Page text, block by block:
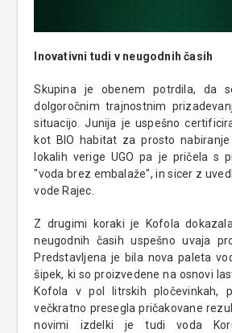
Inovativni tudi v neugodnih časih
Skupina je obenem potrdila, da
dolgoročnim trajnostnim
situacijo. Junija je uspešno
kot BIO habitat za prosto
lokalih verige UGO pa je pričela s
"voda brez embalaže", in sicer z
vode Rajec.
Z drugimi koraki je Kofola
neugodnih časih uspešno uvaja
Predstavljena je bila nova paleta
šipek, ki so proizvedene na osnovi
Kofola v pol litrskih pločevinkah,
večkratno presegla pričakovane
novimi izdelki je tudi voda